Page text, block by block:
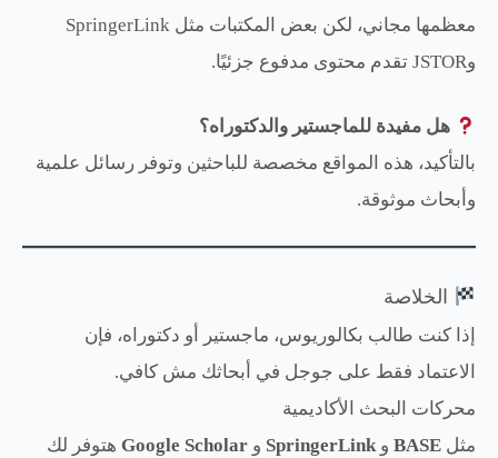
معظمها مجاني، لكن بعض المكتبات مثل SpringerLink
وJSTOR تقدم محتوى مدفوع جزئيًا.
هل مفيدة للماجستير والدكتوراه؟
بالتأكيد، هذه المواقع مخصصة للباحثين وتوفر رسائل علمية
وأبحاث موثوقة.
الخلاصة
إذا كنت طالب بكالوريوس، ماجستير أو دكتوراه، فإن
الاعتماد فقط على جوجل في أبحاثك مش كافي.
محركات البحث الأكاديمية
مثل BASE وSpringerLink و Google Scholar هتوفر لك